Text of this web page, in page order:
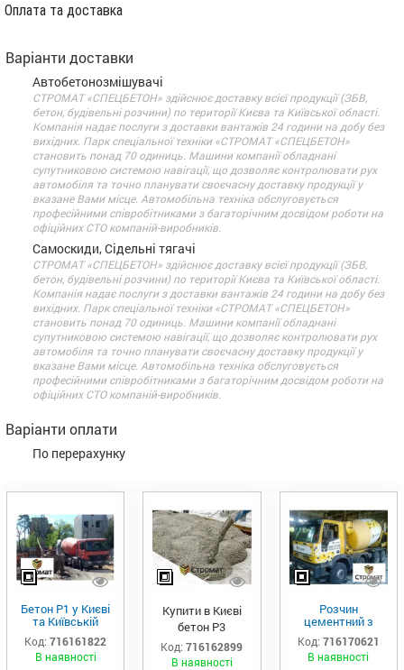
Оплата та доставка
Варіанти доставки
Автобетонозмішувачі
СТРОМАТ «СПЕЦБЕТОН» здійснює доставку всієї продукції (ЗБВ,
бетон, будівельні розчини) по території Києва та Київської області.
Компанія надає послуги з доставки вантажів 24 години на добу без
вихідних. Парк спеціальної техніки «СТРОМАТ «СПЕЦБЕТОН»
становить понад 70 одиниць. Машини компанії обладнані
супутниковою системою навігації, що дозволяє контролювати рух
автомобіля та точно планувати своєчасну доставку продукції у
вказане Вами місце. Автомобільна техніка обслуговується
професійними співробітниками з багаторічним досвідом роботи на
офіційних СТО компаній-виробників.
Самоскиди, Сідельні тягачі
СТРОМАТ «СПЕЦБЕТОН» здійснює доставку всієї продукції (ЗБВ,
бетон, будівельні розчини) по території Києва та Київської області.
Компанія надає послуги з доставки вантажів 24 години на добу без
вихідних. Парк спеціальної техніки «СТРОМАТ «СПЕЦБЕТОН»
становить понад 70 одиниць. Машини компанії обладнані
супутниковою системою навігації, що дозволяє контролювати рух
автомобіля та точно планувати своєчасну доставку продукції у
вказане Вами місце. Автомобільна техніка обслуговується
професійними співробітниками з багаторічним досвідом роботи на
офіційних СТО компаній-виробників.
Варіанти оплати
По перерахунку
Бетон Р1 у Києві
та Київській
області
Код: 716161822
В наявності
Купити в Києві
бетон Р3
Код: 716162899
В наявності
Розчин
цементний з
доставкою в Київ
та область
Код: 716170621
В наявності